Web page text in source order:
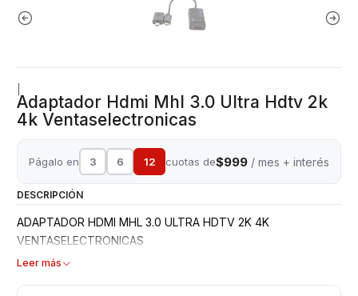
Adaptador Hdmi Mhl 3.0 Ultra Hdtv 2k
4k Ventaselectronicas
Págalo en 3 6 12 cuotas de$999 / mes + interés
DESCRIPCIÓN
ADAPTADOR HDMI MHL 3.0 ULTRA HDTV 2K 4K
VENTASELECTRONICAS
Leer más